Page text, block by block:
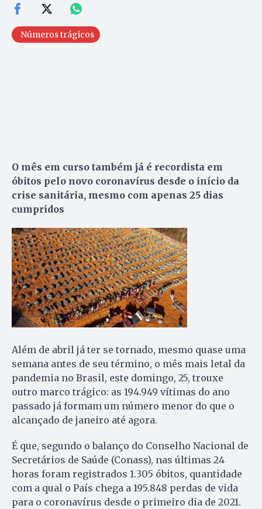
Números trágicos
O mês em curso também já é recordista em
óbitos pelo novo coronavírus desde o início da
crise sanitária, mesmo com apenas 25 dias
cumpridos
Além de abril já ter se tornado, mesmo quase uma
semana antes de seu término, o mês mais letal da
pandemia no Brasil, este domingo, 25, trouxe
outro marco trágico: as 194.949 vítimas do ano
passado já formam um número menor do que o
alcançado de janeiro até agora.
É que, segundo o balanço do Conselho Nacional de
Secretários de Saúde (Conass), nas últimas 24
horas foram registrados 1.305 óbitos, quantidade
com a qual o País chega a 195.848 perdas de vida
para o coronavírus desde o primeiro dia de 2021.